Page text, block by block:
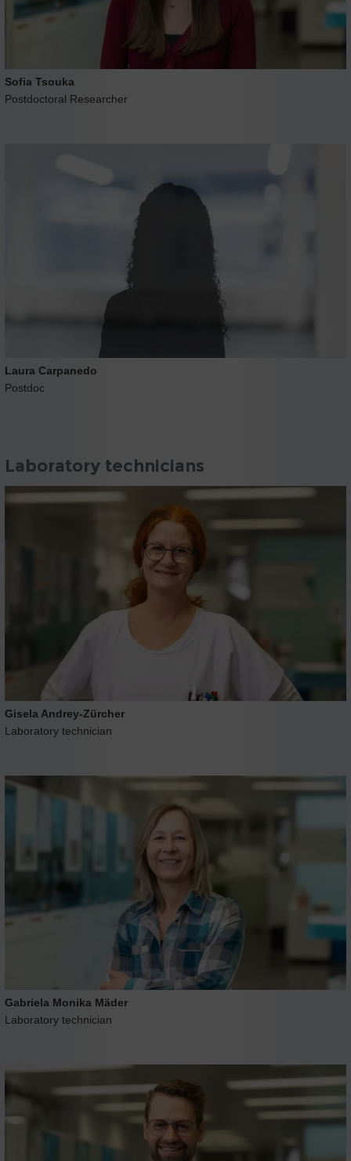
Sofia Tsouka
Postdoctoral Researcher
Laura Carpanedo
Postdoc
Laboratory technicians
Gisela Andrey-Zürcher
Laboratory technician
Gabriela Monika Mäder
Laboratory technician